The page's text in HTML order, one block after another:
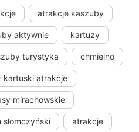
atrakcje kaszuby
aktywnie kartuzy
turystyka chmielno
kartuski atrakcje
mirachowskie
słomczyński atrakcje